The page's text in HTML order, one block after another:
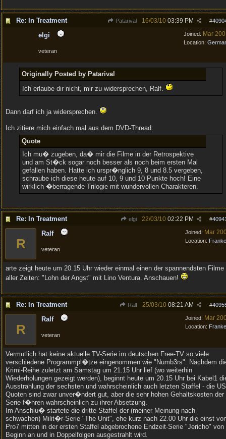
Re: In Treatment Patarival #
16/03/10 03:39 PM
Joined: Mar
Location:
elgi
veteran
Originally Posted by Patarival
Ich erlaube dir nicht, mir zu widersprechen, Ralf.
Dann darf ich ja widersprechen.
Ich zitiere mich einfach mal aus dem DVD-Thread:
Quote
Ich mu� zugeben, da� mir die Filme in der Retrospektive
und am St�ck sogar noch besser als noch beim ersten Mal
gefallen haben. Hatte ich urspr�nglich 9, 8 und 8.5 vergeben,
schraube ich diese heute auf 10, 9 und 10 Punkte hoch! Eine
wirklich �berragende Trilogie mit wundervollen Charakteren.
Re: In Treatment elgi #
22/03/10 02:22 PM
Joined: Mar
Location:
R
Ralf
veteran
arte zeigt heute um 20.15 Uhr wieder einmal einen der spannendsten Filme
aller Zeiten: "Lohn der Angst" mit Lino Ventura. Anschauen!
Re: In Treatment Ralf #
25/03/10 08:21 AM
Joined: Mar
Location:
R
Ralf
veteran
Vermutlich hat keine aktuelle TV-Serie im deutschen Free-TV so viele
verschiedene Programmpl�tze eingenommen wie "Numb3rs". Nachdem
Krimi-Reihe zuletzt am Samstag um 21.15 Uhr lief (wo weiterhin
Wiederholungen gezeigt werden), beginnt heute um 20.15 Uhr bei Kabel1
Ausstrahlung der sechsten und wahrscheinlich auch letzten Staffel - die
Quoten sind zwar unver�ndert gut, aber die sehr hohen Gehaltskosten der
Serie f�hren wahrscheinlich zu ihrer Absetzung.
Im Anschlu� startete die dritte Staffel der (meiner Meinung nach
schwachen) Milit�r-Serie "The Unit", ehe kurz nach 22.00 Uhr die einst
Pro7 mitten in der ersten Staffel abgebrochene Endzeit-Serie "Jericho" von
Beginn an und in Doppelfolgen ausgestrahlt wird.